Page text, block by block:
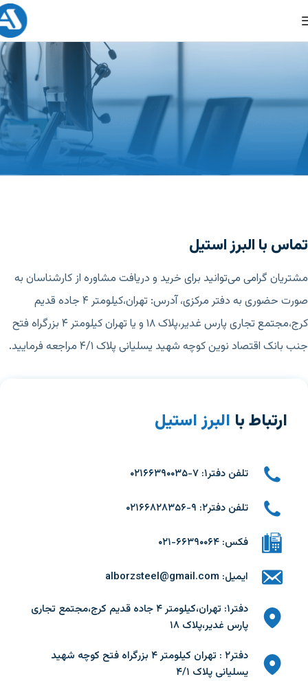
تماس با البرز استیل
مشتریان گرامی می‌توانید برای خرید و دریافت مشاوره از کارشناسان به
صورت حضوری به دفتر مرکزی، آدرس: تهران،کیلومتر ۴ جاده قدیم
کرج،مجتمع تجاری پارس غدیر،پلاک ۱۸ و یا تهران کیلومتر ۴ بزرگراه فتح
جنب بانک اقتصاد نوین کوچه شهید یسلیانی پلاک ۴/۱ مراجعه فرمایید.
ارتباط با البرز استیل​
تلفن دفتر۱: ۷-۰۲۱۶۶۳۹۰۰۳۵
تلفن دفتر۲: ۹-۰۲۱۶۶۸۲۸۳۵۶
فکس: ۶۶۳۹۰۰۶۴-۰۲۱
ایمیل: alborzsteel@gmail.com
دفتر۱: تهران،کیلومتر ۴ جاده قدیم کرج،مجتمع تجاری
پارس غدیر،پلاک ۱۸
دفتر۲ : تهران کیلومتر ۴ بزرگراه فتح کوچه شهید
یسلیانی پلاک ۴/۱